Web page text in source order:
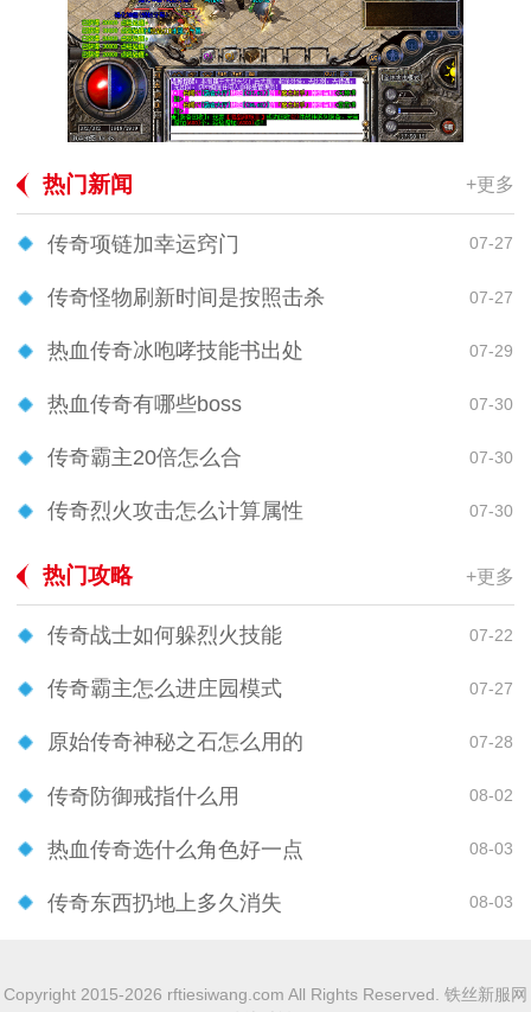
热门新闻 +更多
传奇项链加幸运窍门 07-27
传奇怪物刷新时间是按照击杀 07-27
热血传奇冰咆哮技能书出处 07-29
热血传奇有哪些boss 07-30
传奇霸主20倍怎么合 07-30
传奇烈火攻击怎么计算属性 07-30
热门攻略 +更多
传奇战士如何躲烈火技能 07-22
传奇霸主怎么进庄园模式 07-27
原始传奇神秘之石怎么用的 07-28
传奇防御戒指什么用 08-02
热血传奇选什么角色好一点 08-03
传奇东西扔地上多久消失 08-03
Copyright 2015-2026 rftiesiwang.com All Rights Reserved. 铁丝新服网